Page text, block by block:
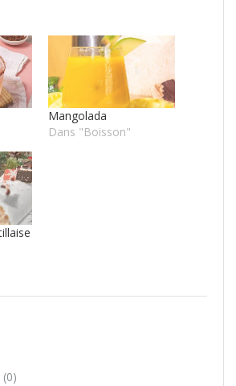
Mangolada
Dans "Boisson"
(0)